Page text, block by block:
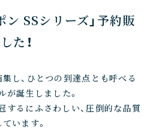
ン SSシリーズ」予約販
た！
し、ひとつの到達点とも呼べる
が誕生しました。
るにふさわしい、圧倒的な品質
います。